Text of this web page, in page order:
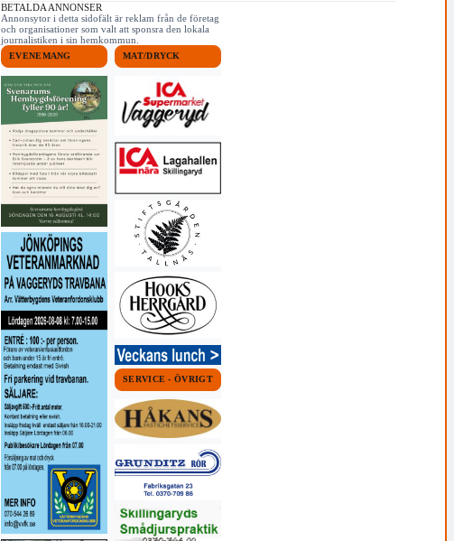
BETALDA ANNONSER
Annonsytor i detta sidofält är reklam från de företag
och organisationer som valt att sponsra den lokala
journalistiken i sin hemkommun.
EVENEMANG MAT/DRYCK
SERVICE - ÖVRIGT